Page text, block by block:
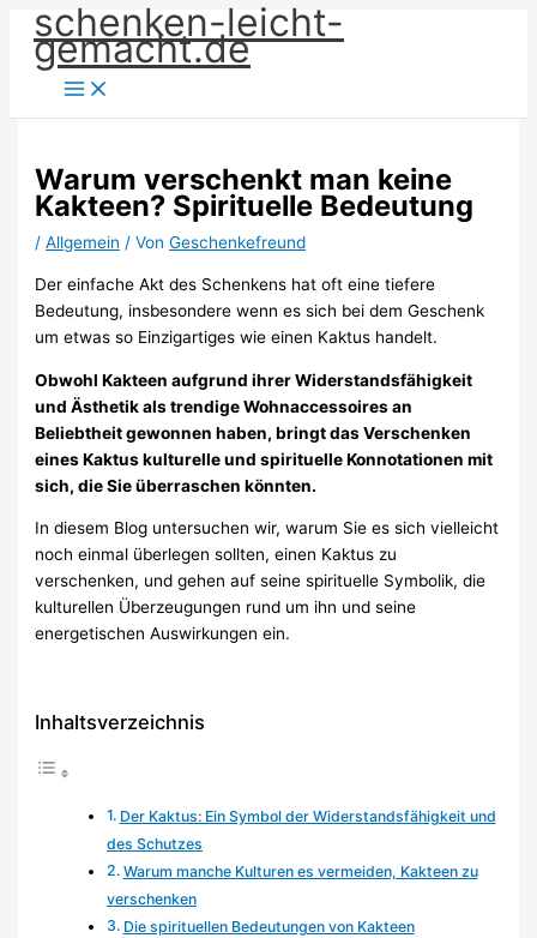
Zum
Inhalt
springen
schenken-leicht-
gemacht.de
Warum verschenkt man keine
Kakteen? Spirituelle Bedeutung
/Allgemein / VonGeschenkefreund
Der einfache Akt des Schenkens hat oft eine tiefere
Bedeutung, insbesondere wenn es sich bei dem Geschenk
um etwas so Einzigartiges wie einen Kaktus handelt.
Obwohl Kakteen aufgrund ihrer Widerstandsfähigkeit
und Ästhetik als trendige Wohnaccessoires an
Beliebtheit gewonnen haben, bringt das Verschenken
eines Kaktus kulturelle und spirituelle Konnotationen mit
sich, die Sie überraschen könnten.
In diesem Blog untersuchen wir, warum Sie es sich vielleicht
noch einmal überlegen sollten, einen Kaktus zu
verschenken, und gehen auf seine spirituelle Symbolik, die
kulturellen Überzeugungen rund um ihn und seine
energetischen Auswirkungen ein.
Inhaltsverzeichnis
Der Kaktus: Ein Symbol der Widerstandsfähigkeit und
des Schutzes
Warum manche Kulturen es vermeiden, Kakteen zu
verschenken
Die spirituellen Bedeutungen von Kakteen